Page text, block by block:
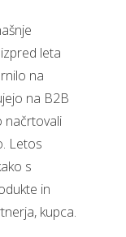
leta
na
na B2B
načrtovali
Letos
s
in
kupca.